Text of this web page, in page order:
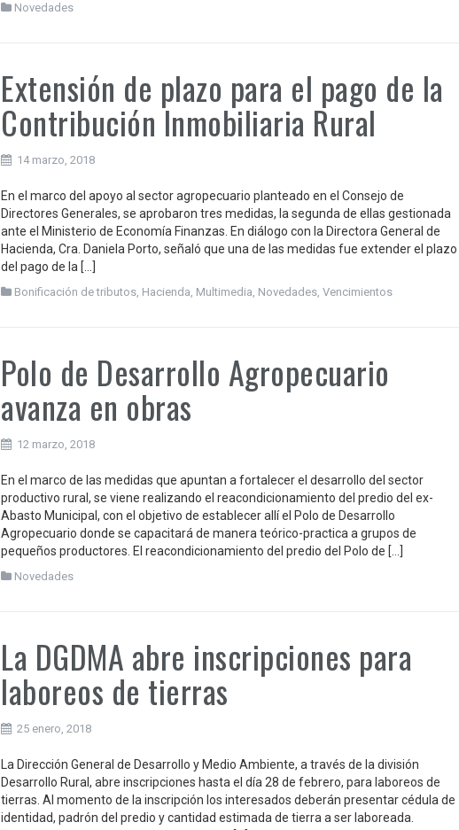
Novedades
Extensión de plazo para el pago de la
Contribución Inmobiliaria Rural
14 marzo, 2018
En el marco del apoyo al sector agropecuario planteado en el Consejo de
Directores Generales, se aprobaron tres medidas, la segunda de ellas gestionada
ante el Ministerio de Economía Finanzas. En diálogo con la Directora General de
Hacienda, Cra. Daniela Porto, señaló que una de las medidas fue extender el plazo
del pago de la […]
Bonificación de tributos, Hacienda, Multimedia, Novedades,Vencimientos
Polo de Desarrollo Agropecuario
avanza en obras
12 marzo, 2018
En el marco de las medidas que apuntan a fortalecer el desarrollo del sector
productivo rural, se viene realizando el reacondicionamiento del predio del ex-
Abasto Municipal, con el objetivo de establecer allí el Polo de Desarrollo
Agropecuario donde se capacitará de manera teórico-practica a grupos de
pequeños productores. El reacondicionamiento del predio del Polo de […]
Novedades
La DGDMA abre inscripciones para
laboreos de tierras
25 enero, 2018
La Dirección General de Desarrollo y Medio Ambiente, a través de la división
Desarrollo Rural, abre inscripciones hasta el día 28 de febrero, para laboreos de
tierras. Al momento de la inscripción los interesados deberán presentar cédula de
identidad, padrón del predio y cantidad estimada de tierra a ser laboreada.